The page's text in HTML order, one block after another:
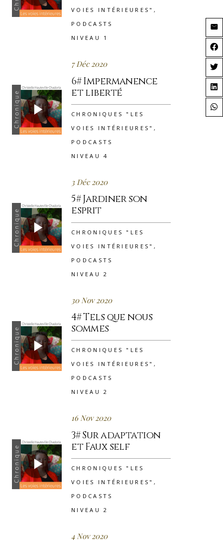
VOIES INTÉRIEURES" ,
PODCASTS
NIVEAU 1
7 Déc 2020
6# Impermanence
et liberté
CHRONIQUES "LES
VOIES INTÉRIEURES" ,
PODCASTS
NIVEAU 4
3 Déc 2020
5# Jardiner son
esprit
CHRONIQUES "LES
VOIES INTÉRIEURES" ,
PODCASTS
NIVEAU 2
30 Nov 2020
4# Tels que nous
sommes
CHRONIQUES "LES
VOIES INTÉRIEURES" ,
PODCASTS
NIVEAU 2
16 Nov 2020
3# Sur adaptation
et Faux self
CHRONIQUES "LES
VOIES INTÉRIEURES" ,
PODCASTS
NIVEAU 2
4 Nov 2020